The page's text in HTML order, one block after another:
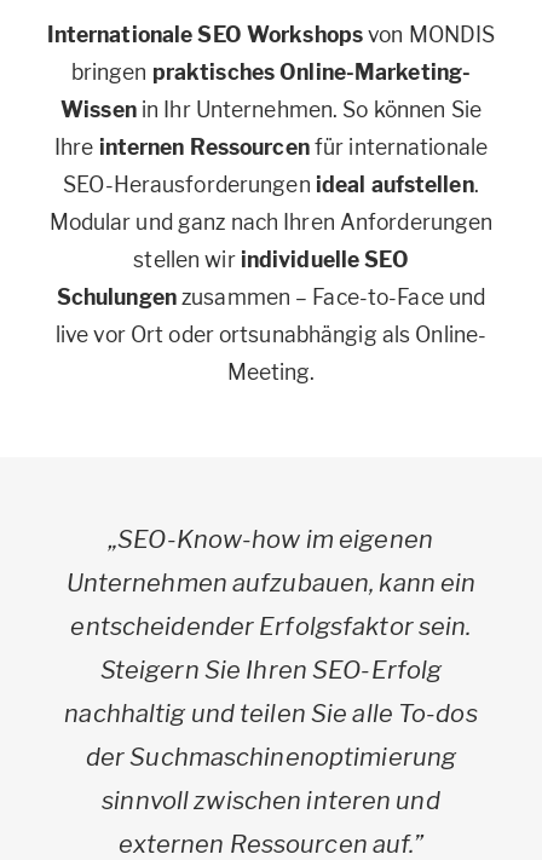
Internationale SEO Workshopsvon MONDIS
bringen praktisches Online-Marketing-
Wissenin Ihr Unternehmen. So können Sie
Ihre internen Ressourcenfür internationale
SEO-Herausforderungen ideal aufstellen.
Modular und ganz nach Ihren Anforderungen
stellen wir individuelle SEO
Schulungenzusammen – Face-to-Face und
live vor Ort oder ortsunabhängig als Online-
Meeting.
„SEO-Know-how im eigenen
Unternehmen aufzubauen, kann ein
entscheidender Erfolgsfaktor sein.
Steigern Sie Ihren SEO-Erfolg
nachhaltig und teilen Sie alle To-dos
der Suchmaschinenoptimierung
sinnvoll zwischen interen und
externen Ressourcen auf.”